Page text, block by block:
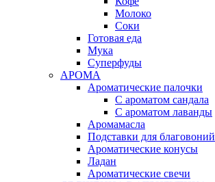
Молоко
Соки
Готовая еда
Мука
Суперфуды
АРОМА
Ароматические палочки
С ароматом сандала
С ароматом лаванды
Аромамасла
Подставки для благовоний
Ароматические конусы
Ладан
Ароматические свечи